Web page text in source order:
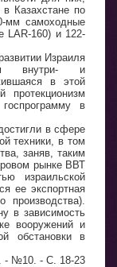
в Казахстане по
мм самоходные
LAR-160) и 122-
Израиля
внутри- и
в этой
протекционизм
в
в сфере
техники, в том
заняв, таким
рынке ВВТ
израильской
ее экспортная
производства).
в зависимость
вооружений и
обстановки в
- №10. - С. 18-23